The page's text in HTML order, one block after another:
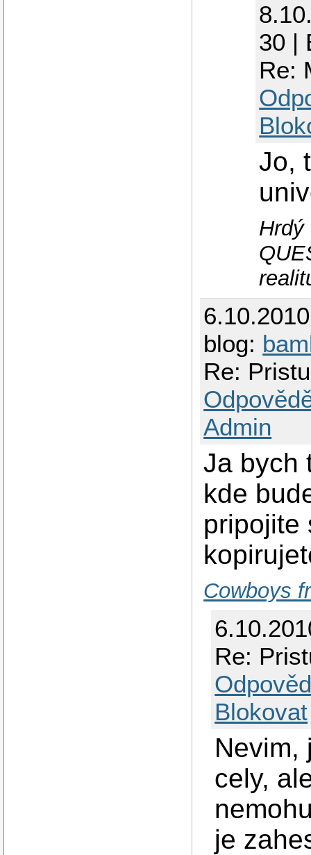
30 |
Re:
Jo,
Hrdý
blog:
Re:
Admin
Ja bych
kde
pripojite
Cowboys
Re:
Blokovat
Nevim,
cely,
je